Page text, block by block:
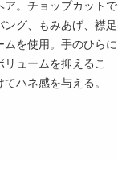
ア。チョップカットで
グ、もみあげ、襟足
を使用。手のひらに
ュームを抑えるこ
ハネ感を与える。